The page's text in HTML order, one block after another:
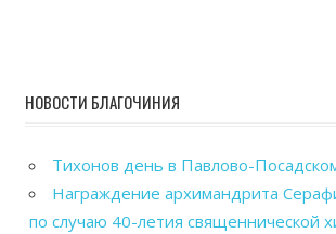
НОВОСТИ БЛАГОЧИНИЯ
Тихонов день в Павлово-
Награждение архимандрита
по случаю 40-летия священнической